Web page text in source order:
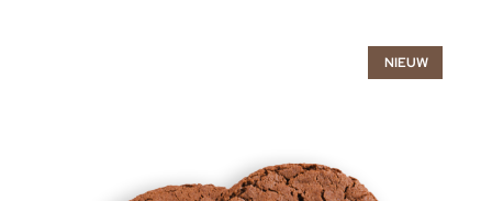
NIEUW